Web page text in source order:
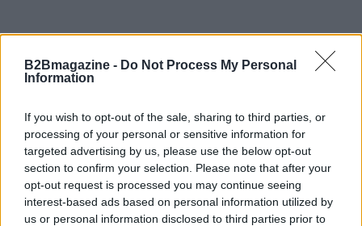
B2Bmagazine - Do Not Process My Personal
Information
If you wish to opt-out of the sale, sharing to third parties, or
processing of your personal or sensitive information for
targeted advertising by us, please use the below opt-out
section to confirm your selection. Please note that after your
opt-out request is processed you may continue seeing
interest-based ads based on personal information utilized by
us or personal information disclosed to third parties prior to
AUTORE
AiAdhubMedia